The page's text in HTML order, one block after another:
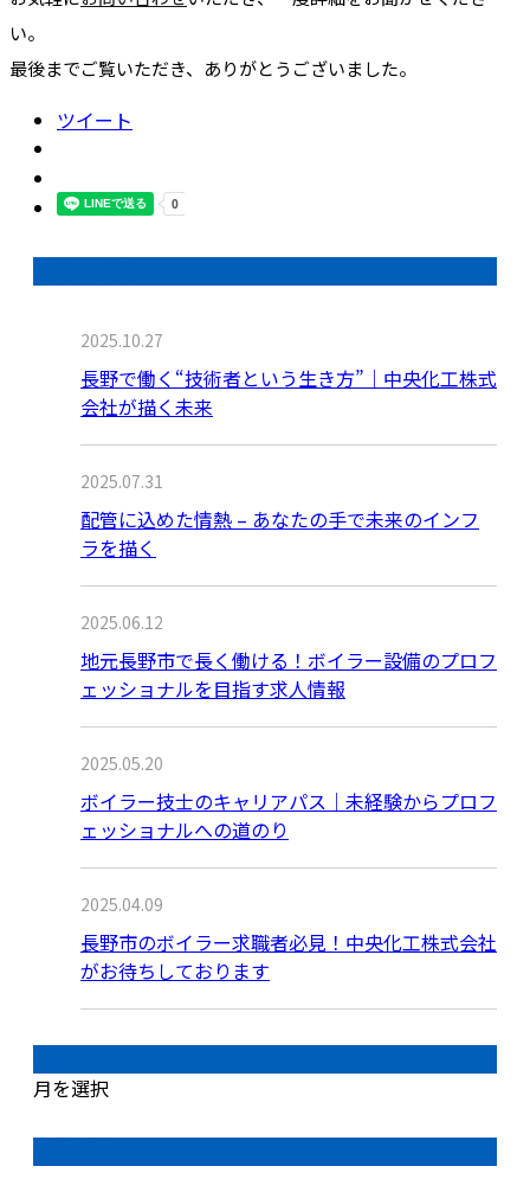
い。
最後までご覧いただき、ありがとうございました。
ツイート
2025.10.27
長野で働く“技術者という生き方”｜中央化工株式
会社が描く未来
2025.07.31
配管に込めた情熱 – あなたの手で未来のインフ
ラを描く
2025.06.12
地元長野市で長く働ける！ボイラー設備のプロフ
ェッショナルを目指す求人情報
2025.05.20
ボイラー技士のキャリアパス｜未経験からプロフ
ェッショナルへの道のり
2025.04.09
長野市のボイラー求職者必見！中央化工株式会社
がお待ちしております
月を選択